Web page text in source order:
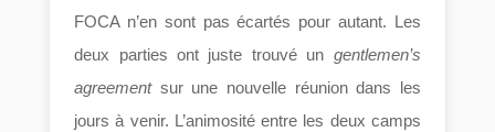
FOCA n’en sont pas écartés pour autant. Les
deux parties ont juste trouvé un gentlemen’s
agreementsur une nouvelle réunion dans les
jours à venir. L’animosité entre les deux camps